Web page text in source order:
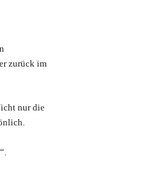
zurück im
nur die